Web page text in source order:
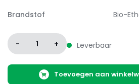
Brandstof
Bio-
- 1 + Leverbaar
Toevoegen aan